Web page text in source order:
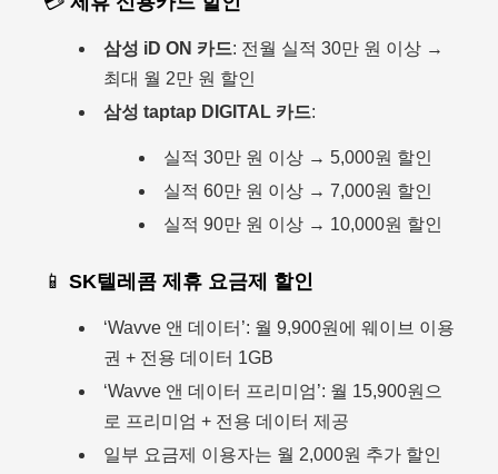
삼성 iD ON 카드: 전월 실적 30만 원 이상 →
최대 월 2만 원 할인
삼성 taptap DIGITAL 카드:
실적 30만 원 이상 → 5,000원 할인
실적 60만 원 이상 → 7,000원 할인
실적 90만 원 이상 → 10,000원 할인
📱 SK텔레콤 제휴 요금제 할인
‘Wavve 앤 데이터’: 월 9,900원에 웨이브 이용
권 + 전용 데이터 1GB
‘Wavve 앤 데이터 프리미엄’: 월 15,900원으
로 프리미엄 + 전용 데이터 제공
일부 요금제 이용자는 월 2,000원 추가 할인